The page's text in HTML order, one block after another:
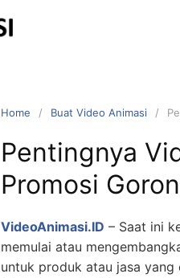
Home Buat Video Animasi
Pentingnya
Promosi
VideoAnimasi.ID – Saat ini
memulai atau
untuk produk atau jasa